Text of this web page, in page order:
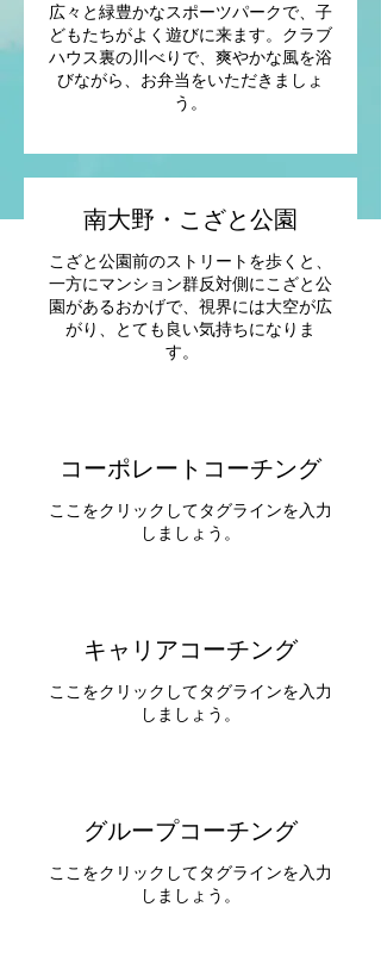
広々と緑豊かなスポーツパークで、子
どもたちがよく遊びに来ます。クラブ
ハウス裏の川べりで、爽やかな風を浴
びながら、お弁当をいただきましょ
う。
南大野・こざと公園
こざと公園前のストリートを歩くと、
一方にマンション群反対側にこざと公
園があるおかげで、視界には大空が広
がり、とても良い気持ちになりま
す。
コーポレートコーチング
ここをクリックしてタグラインを入力
しましょう。
キャリアコーチング
ここをクリックしてタグラインを入力
しましょう。
グループコーチング
ここをクリックしてタグラインを入力
しましょう。